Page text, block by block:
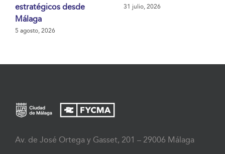
estratégicos desde
Málaga
5 agosto, 2026
31 julio, 2026
Av. de José Ortega y Gasset, 201 – 29006 Málaga